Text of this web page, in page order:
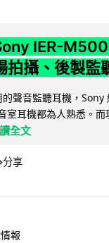
IER-
拍攝、後製監
聲音監聽耳機，Sony
室耳機都為人熟悉。而
全文
分享
報